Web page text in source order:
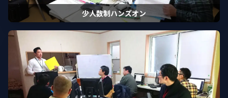
少人数制ハンズオン